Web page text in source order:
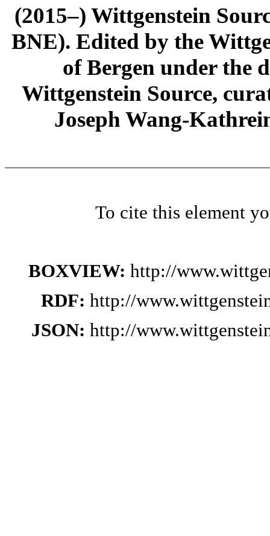
(2015–) Wittgenstein
BNE). Edited by the
of Bergen under the
Wittgenstein Source,
Joseph Wang-
To cite this element
BOXVIEW: http://
RDF: http://
JSON: http://